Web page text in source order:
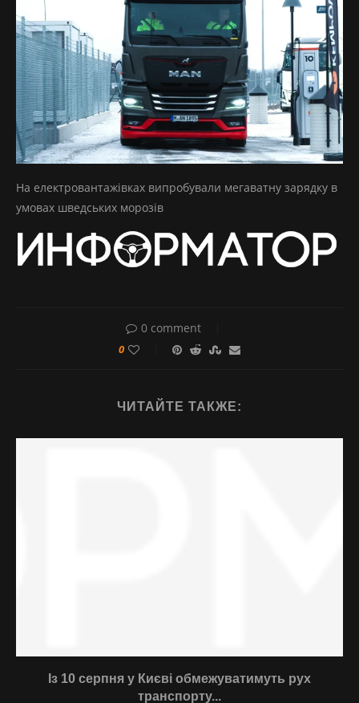
На електровантажівках випробували мегаватну зарядку в
умовах шведських морозів
0 comment
0
ЧИТАЙТЕ ТАКЖЕ:
Із 10 серпня у Києві обмежуватимуть рух
транспорту...